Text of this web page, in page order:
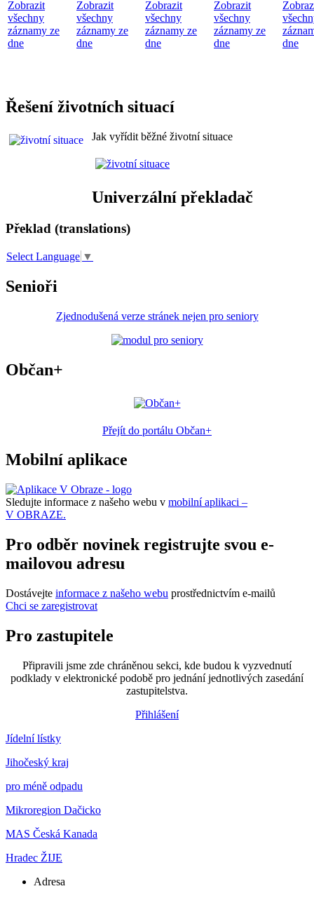
Zobrazit
všechny
záznamy ze
dne
Zobrazit
všechny
záznamy ze
dne
Zobrazit
všechny
záznamy ze
dne
Zobrazit
všechny
záznamy ze
dne
dne
Řešení životních situací
Jak vyřídit běžné životní situace
Univerzální překladač
Překlad (translations)
Select Language ▼
Senioři
Zjednodušená verze stránek nejen pro seniory
Občan+
Přejít do portálu Občan+
Mobilní aplikace
Sledujte informace z našeho webu v mobilní aplikaci –
V OBRAZE.
Pro odběr novinek registrujte svou e-
mailovou adresu
Dostávejte informace z našeho webu prostřednictvím e-mailů
Chci se zaregistrovat
Pro zastupitele
Připravili jsme zde chráněnou sekci, kde budou k vyzvednutí
podklady v elektronické podobě pro jednání jednotlivých zasedání
zastupitelstva.
Přihlášení
Jídelní lístky
Jihočeský kraj
pro méně odpadu
Mikroregion Dačicko
MAS Česká Kanada
Hradec ŽIJE
Adresa